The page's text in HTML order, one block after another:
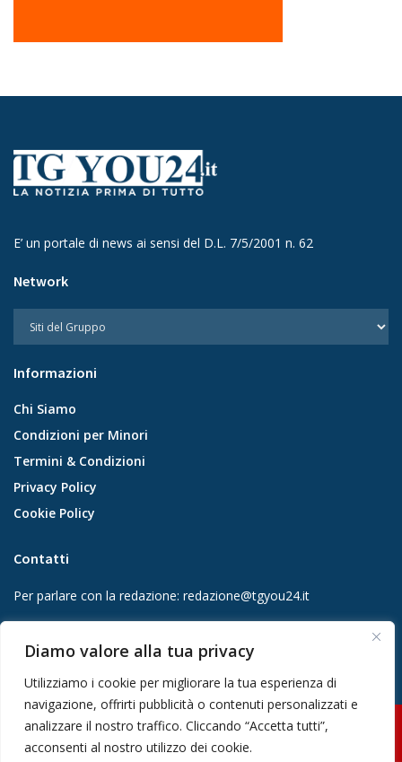
Diamo valore alla tua privacy
Utilizziamo i cookie per migliorare la tua esperienza di
navigazione, offrirti pubblicità o contenuti personalizzati e
analizzare il nostro traffico. Cliccando “Accetta tutti”,
acconsenti al nostro utilizzo dei cookie.
E’ un portale di news ai sensi del D.L. 7/5/2001 n. 62
Network
Informazioni
Chi Siamo
Condizioni per Minori
Termini & Condizioni
Privacy Policy
Cookie Policy
Contatti
Per parlare con la redazione: redazione@tgyou24.it